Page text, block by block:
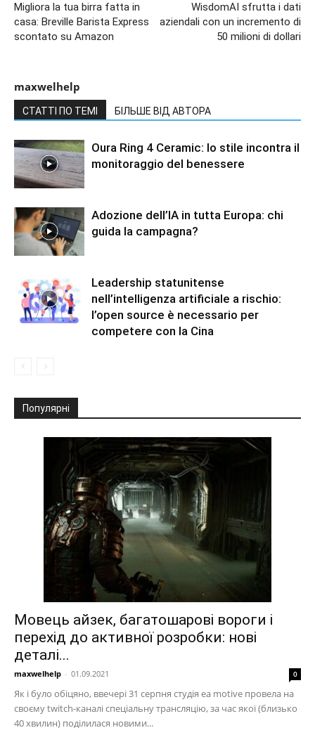
Migliora la tua birra fatta in
casa: Breville Barista Express
scontato su Amazon
WisdomAI sfrutta i dati
aziendali con un incremento di
50 milioni di dollari
maxwelhelp
СТАТТІ ПО ТЕМІ БІЛЬШЕ ВІД АВТОРА
Oura Ring 4 Ceramic: lo stile incontra il
monitoraggio del benessere
Adozione dell’IA in tutta Europa: chi
guida la campagna?
Leadership statunitense
nell’intelligenza artificiale a rischio:
l’open source è necessario per
competere con la Cina
Популярні
Мовець айзек, багатошарові вороги і
перехід до активної розробки: нові
деталі...
maxwelhelp - 01.09.2021 0
Як і було обіцяно, ввечері 31 серпня студія ea motive провела на
своєму twitch-каналі спеціальну трансляцію, за час якої (близько
40 хвилин) поділилася новими...